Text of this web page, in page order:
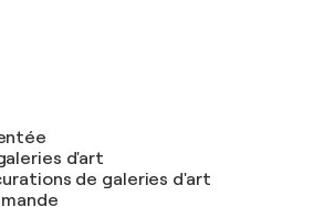
d'art
de galeries d'art